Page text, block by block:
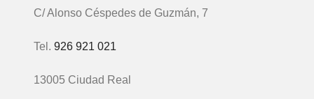
C/ Alonso Céspedes de Guzmán, 7
Tel. 926 921 021
13005 Ciudad Real